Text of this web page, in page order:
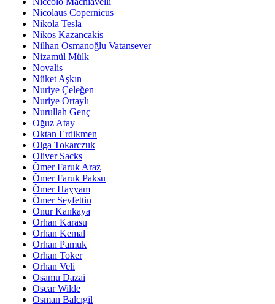
Nicolaus Copernicus
Nikola Tesla
Nikos Kazancakis
Nilhan Osmanoğlu Vatansever
Nizamül Mülk
Novalis
Nüket Aşkın
Nuriye Çeleğen
Nuriye Ortaylı
Nurullah Genç
Oğuz Atay
Oktan Erdikmen
Olga Tokarczuk
Oliver Sacks
Ömer Faruk Araz
Ömer Faruk Paksu
Ömer Hayyam
Ömer Seyfettin
Onur Kankaya
Orhan Karasu
Orhan Kemal
Orhan Pamuk
Orhan Toker
Orhan Veli
Osamu Dazai
Oscar Wilde
Osman Balcıgil